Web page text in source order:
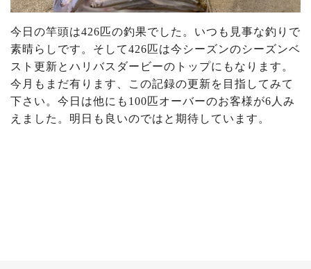
今日の竿頭は426匹の釣果でした。いつも見事な釣りで
素晴らしです。そして426匹は今シーズンのシーズンベ
スト更新とハリバスダービーのトップにもなります。
今月もまだ有ります、この記録の更新を目指してみて
下さい。今日は他にも100匹オーバーのお客様が6人み
えました。明日も良いのではと期待しています。